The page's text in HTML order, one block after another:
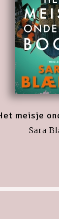
meisje
Sara